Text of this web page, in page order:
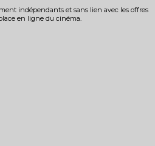
indépendants et sans lien avec les offres
en ligne du cinéma.